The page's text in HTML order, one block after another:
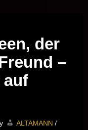
der
–
auf
ALTAMANN /